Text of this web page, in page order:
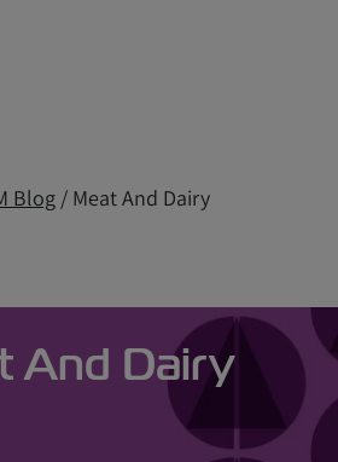
Blog / Meat And Dairy
And Dairy